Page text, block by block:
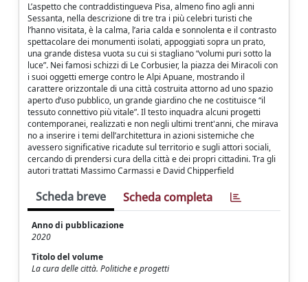
L’aspetto che contraddistingueva Pisa, almeno fino agli anni
Sessanta, nella descrizione di tre tra i più celebri turisti che
l’hanno visitata, è la calma, l’aria calda e sonnolenta e il contrasto
spettacolare dei monumenti isolati, appoggiati sopra un prato,
una grande distesa vuota su cui si stagliano “volumi puri sotto la
luce”. Nei famosi schizzi di Le Corbusier, la piazza dei Miracoli con
i suoi oggetti emerge contro le Alpi Apuane, mostrando il
carattere orizzontale di una città costruita attorno ad uno spazio
aperto d’uso pubblico, un grande giardino che ne costituisce “il
tessuto connettivo più vitale”. Il testo inquadra alcuni progetti
contemporanei, realizzati e non negli ultimi trent'anni, che mirava
no a inserire i temi dell’architettura in azioni sistemiche che
avessero significative ricadute sul territorio e sugli attori sociali,
cercando di prendersi cura della città e dei propri cittadini. Tra gli
autori trattati Massimo Carmassi e David Chipperfield
Scheda breve Scheda completa
Anno di pubblicazione
2020
Titolo del volume
La cura delle città. Politiche e progetti